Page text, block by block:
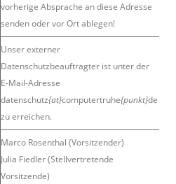
vorherige Absprache an diese Adresse
senden oder vor Ort ablegen!
Unser externer
Datenschutzbeauftragter ist unter der
E-Mail-Adresse
datenschutz{at}computertruhe{punkt}de
zu erreichen.
Marco Rosenthal (Vorsitzender)
Julia Fiedler (Stellvertretende
Vorsitzende)